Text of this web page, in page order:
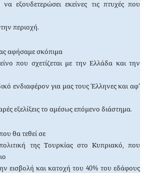
να εξουδετερώσει εκείνες τις πτυχές που
περιοχή.
αφήσαμε σκόπιμα
που σχετίζεται με την Ελλάδα και την
ενδιαφέρον για μας τους Έλληνες και αφ’
εξελίξεις το αμέσως επόμενο διάστημα.
θα τεθεί σε
της Τουρκίας στο Κυπριακό, που
εισβολή και κατοχή του 40% του εδάφους